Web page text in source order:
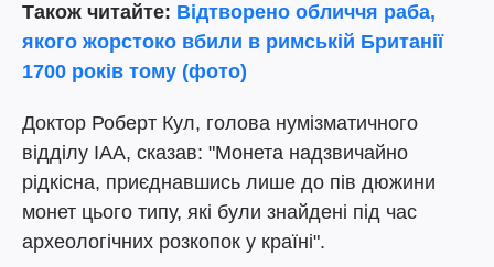
Також читайте: Відтворено обличчя раба,
якого жорстоко вбили в римській Британії
1700 років тому (фото)
Доктор Роберт Кул, голова нумізматичного
відділу IAA, сказав: "Монета надзвичайно
рідкісна, приєднавшись лише до пів дюжини
монет цього типу, які були знайдені під час
археологічних розкопок у країні".